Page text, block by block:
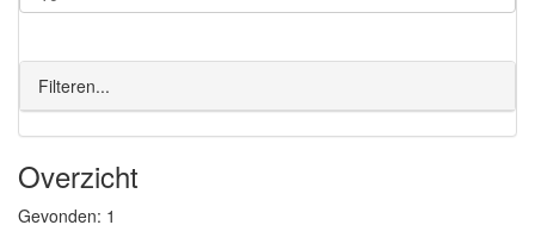
Filteren...
Overzicht
Gevonden: 1